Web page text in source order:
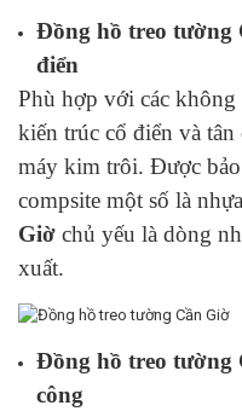
Đồng hồ treo tường
điển
Phù hợp với các
kiến trúc cổ điển và
máy kim trôi. Được
compsite một số là
Giờ chủ yếu là dòng
xuất.
Đồng hồ treo tường
công